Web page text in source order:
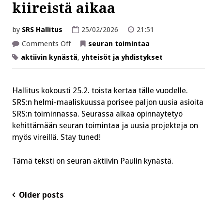
kiireistä aikaa
by SRS Hallitus 25/02/2026
21:51
Comments Offon
kynästä:
Kevät
seuran toimintaa
aktiivin kynästä, yhteisöt ja yhdistykset
Hallitus kokousti 25.2. toista kertaa tälle vuodelle.
SRS:n helmi-maaliskuussa porisee paljon uusia asioita
SRS:n toiminnassa. Seurassa alkaa opinnäytetyö
kehittämään seuran toimintaa ja uusia projekteja on
myös vireillä. Stay tuned!
Tämä teksti on seuran aktiivin Paulin kynästä.
Posts
Older posts